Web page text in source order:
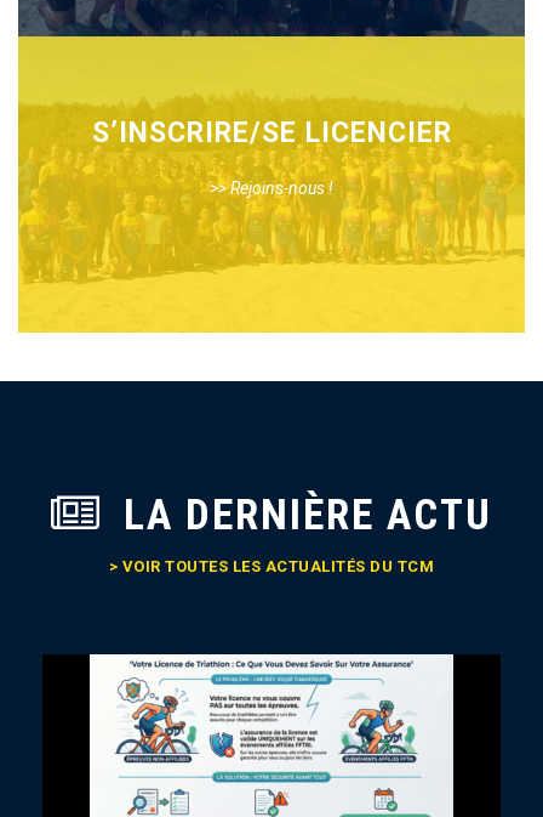
S’INSCRIRE/SE LICENCIER
>> Rejoins-nous !
LA DERNIÈRE ACTU
> VOIR TOUTES LES ACTUALITÉS DU TCM